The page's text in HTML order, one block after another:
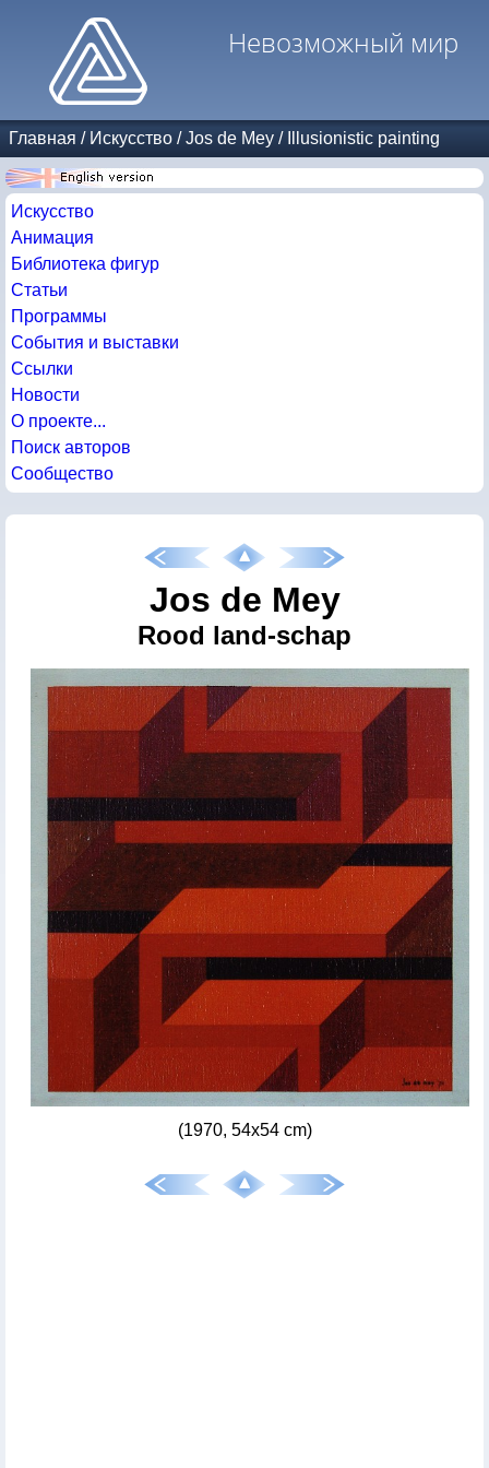
Невозможный мир
Главная / Искусство /Jos de Mey / Illusionistic painting
Искусство
Анимация
Библиотека фигур
Статьи
Программы
События и выставки
Ссылки
Новости
О проекте...
Поиск авторов
Сообщество
Jos de Mey
Rood land-schap
(1970, 54x54 cm)